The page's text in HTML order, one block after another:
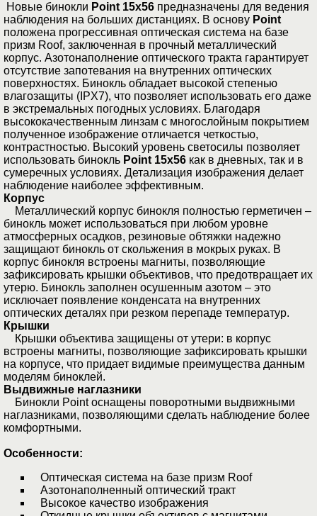
Новые бинокли Point 15x56 предназначены для ведения
наблюдения на больших дистанциях. В основу Point
положена прогрессивная оптическая система на базе
призм Roof, заключенная в прочный металлический
корпус. Азотонаполнение оптического тракта гарантирует
отсутствие запотевания на внутренних оптических
поверхностях. Бинокль обладает высокой степенью
влагозащиты (IPX7), что позволяет использовать его даже
в экстремальных погодных условиях. Благодаря
высококачественным линзам с многослойным покрытием
полученное изображение отличается четкостью,
контрастностью. Высокий уровень светосилы позволяет
использовать бинокль Point 15x56 как в дневных, так и в
сумеречных условиях. Детализация изображения делает
наблюдение наиболее эффективным.
Корпус
Металлический корпус бинокля полностью герметичен –
бинокль может использоваться при любом уровне
атмосферных осадков, резиновые обтяжки надежно
защищают бинокль от скольжения в мокрых руках. В
корпус бинокля встроены магниты, позволяющие
зафиксировать крышки объективов, что предотвращает их
утерю. Бинокль заполнен осушенным азотом – это
исключает появление конденсата на внутренних
оптических деталях при резком перепаде температур.
Крышки
Крышки объектива защищены от утери: в корпус
встроены магниты, позволяющие зафиксировать крышки
на корпусе, что придает видимые преимущества данным
моделям биноклей.
Выдвижные наглазники
Бинокли Point оснащены поворотными выдвижными
наглазниками, позволяющими сделать наблюдение более
комфортными.
Особенности:
Оптическая система на базе призм Roof
Азотонаполненный оптический тракт
Высокое качество изображения